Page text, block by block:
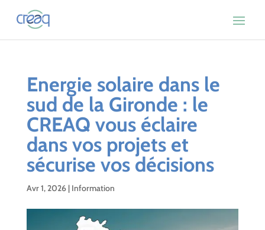
Energie solaire dans le
sud de la Gironde : le
CREAQ vous éclaire
dans vos projets et
sécurise vos décisions
Avr 1, 2026| Information